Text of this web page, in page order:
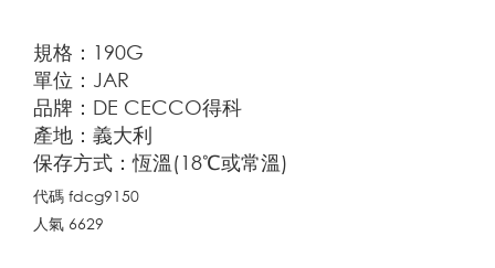
規格：190G
單位：JAR
品牌：DE CECCO得科
產地：義大利
保存方式：恆溫(18℃或常溫)
代碼 fdcg9150
人氣 6629